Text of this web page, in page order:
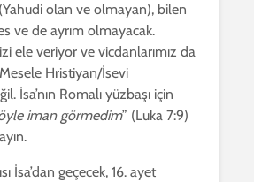
olan ve olmayan), bilen
ve de ayrım olmayacak.
ele veriyor ve vicdanlarımız da
Mesele Hristiyan/İsevi
İsa’nın Romalı yüzbaşı için
iman görmedim” (Luka 7:9)
İsa’dan geçecek, 16. ayet